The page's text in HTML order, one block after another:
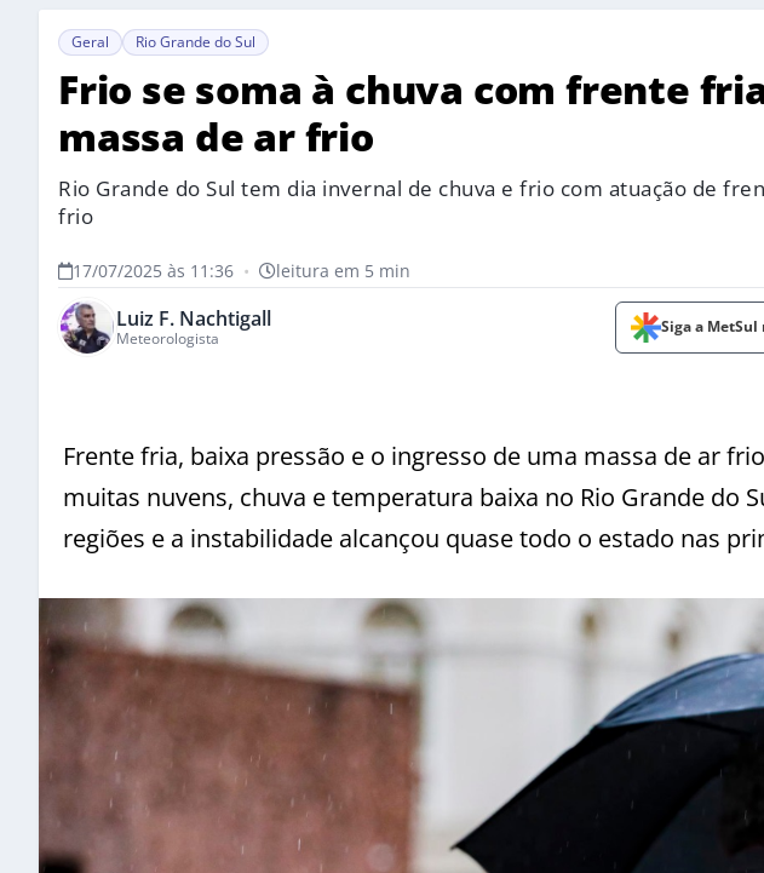
Geral Rio Grande do Sul
Frio se soma à chuva com frente
massa de ar frio
Rio Grande do Sul tem dia invernal de chuva e frio com atuação de
frio
17/07/2025 às 11:36 • leitura em 5 min
Luiz F. Nachtigall
Meteorologista
Siga a MetSul
Frente fria, baixa pressão e o ingresso de uma massa de ar
muitas nuvens, chuva e temperatura baixa no Rio Grande do
regiões e a instabilidade alcançou quase todo o estado nas